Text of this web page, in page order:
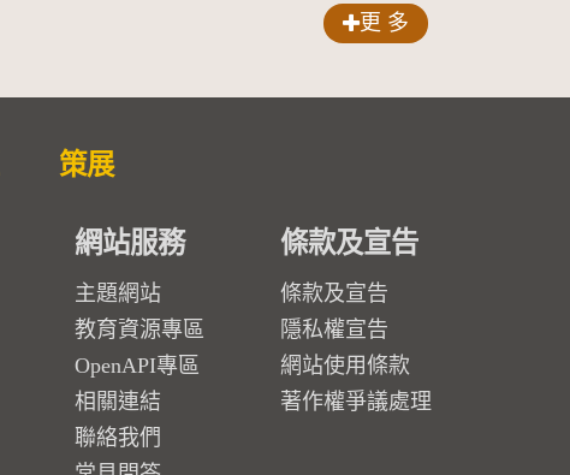
更 多
策展
網站服務
主題網站
教育資源專區
OpenAPI專區
相關連結
聯絡我們
條款及宣告
條款及宣告
隱私權宣告
網站使用條款
著作權爭議處理